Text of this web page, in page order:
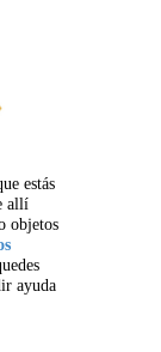
estás
allí
objetos
ayuda